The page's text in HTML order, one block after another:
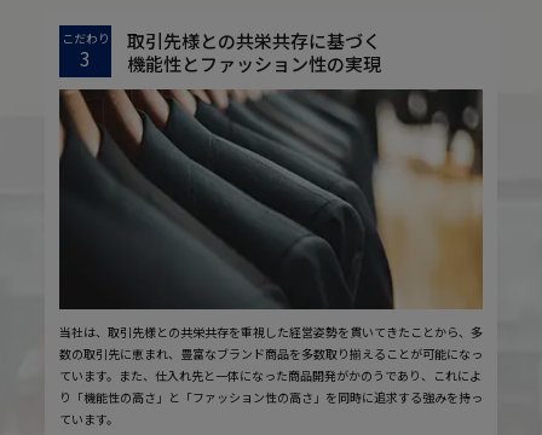
こだわり
3
取引先様との共栄共存に基づく
機能性とファッション性の実現
当社は、取引先様との共栄共存を重視した経営姿勢を貫いてきたことから、多
数の取引先に恵まれ、豊富なブランド商品を多数取り揃えることが可能になっ
ています。また、仕入れ先と一体になった商品開発がかのうであり、これによ
り「機能性の高さ」と「ファッション性の高さ」を同時に追求する強みを持っ
ています。